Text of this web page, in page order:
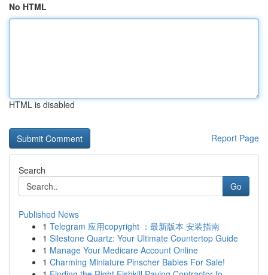
No HTML
HTML is disabled
Report Page
Search
Go
Published News
1 Telegram 应用copyright ：最新版本 安装指南
1 Silestone Quartz: Your Ultimate Countertop Guide
1 Manage Your Medicare Account Online
1 Charming Miniature Pinscher Babies For Sale!